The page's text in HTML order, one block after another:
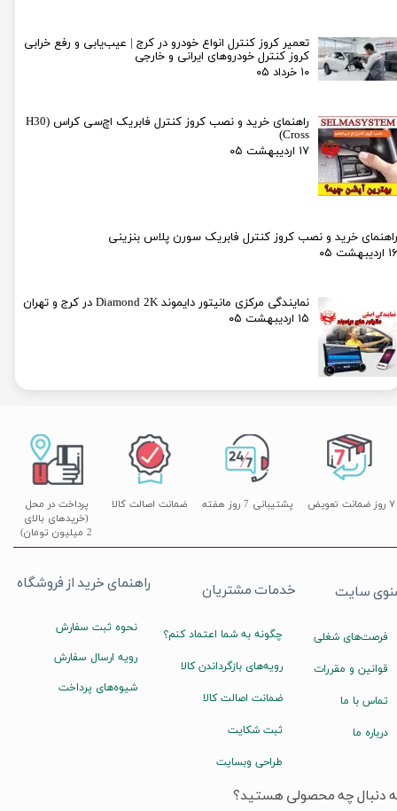
تعمیر کروز کنترل انواع خودرو در کرج | عیب‌یابی و رفع خرابی
کروز کنترل خودروهای ایرانی و خارجی
۱۰ خرداد ۰۵
راهنمای خرید و نصب کروز کنترل فابریک اچ‌سی کراس (H30
Cross)
۱۷ اردیبهشت ۰۵
راهنمای خرید و نصب کروز کنترل فابریک سورن پلاس بنزینی
۱۶ اردیبهشت ۰۵
نمایندگی مرکزی مانیتور دایموند Diamond 2K در کرج و تهران
۱۵ اردیبهشت ۰۵
پشتیبانی 7 روز هفته
پرداخت در محل
(خریدهای بالای
2 میلیون تومان)
۷ روز ضمانت تعویض ضمانت اصالت کالا
راهنمای خرید از فروشگاه
نحوه ثبت سفارش
رویه ارسال سفارش
شیوه‌های پرداخت
خدمات مشتریان
چگونه به شما اعتماد کنم؟
رویه‌های بازگرداندن کالا
ضمانت اصالت کالا
ثبت شکایت
طراحی وبسایت
سایت
فرصت‌های شغلی
قوانین و مقررات
تماس با ما
درباره ما
دنبال چه محصولی هستید؟